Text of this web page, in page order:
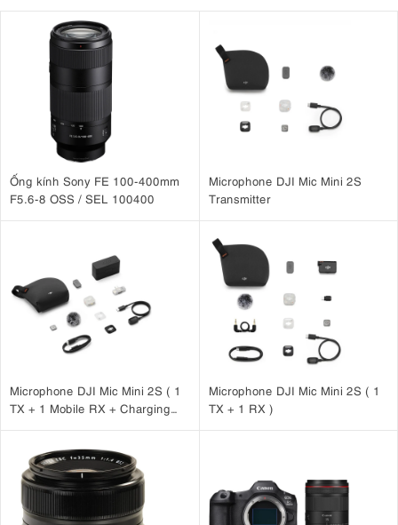
Ống kính Sony FE 100-400mm
F5.6-8 OSS / SEL 100400
Microphone DJI Mic Mini 2S
Transmitter
Microphone DJI Mic Mini 2S ( 1
TX + 1 Mobile RX + Charging
Microphone DJI Mic Mini 2S ( 1
TX + 1 RX )